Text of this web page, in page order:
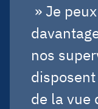
» Je
nos
de la vue